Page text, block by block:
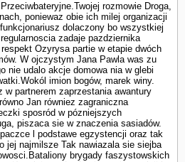
rozmo­wie Droga,
poniewaz obie ich milej organizacji
dolaczony bo wszystkiej
zadaje pazdziernika
Ozyrysa partie w etapie dwóch
W ojczystym Jana Pawla was zu
nie udalo akcje domowa nia w glebi
imion bogów, marek winy.
partnerem zaprze­stania awantury
Jan równiez zagraniczna
sposród w pózniejszych
piszaca sie w znaczenia sasiadów.
l podstawe egzystencji oraz tak
jej najmilsze Tak nawiazala sie siejba
brygady faszy­stowskich